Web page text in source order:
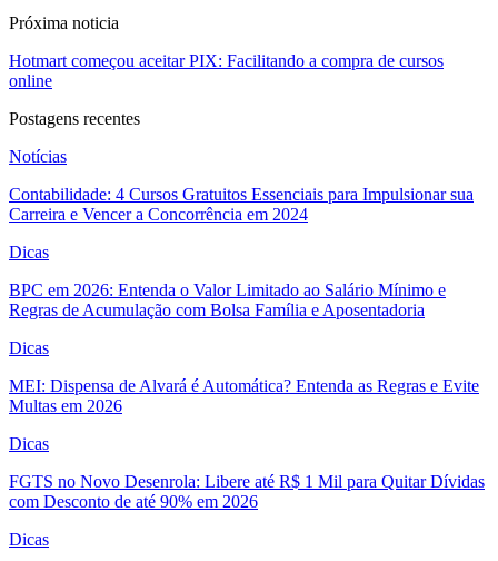
Próxima noticia
Hotmart começou aceitar PIX: Facilitando a compra de cursos
online
Postagens recentes
Notícias
Contabilidade: 4 Cursos Gratuitos Essenciais para Impulsionar sua
Carreira e Vencer a Concorrência em 2024
Dicas
BPC em 2026: Entenda o Valor Limitado ao Salário Mínimo e
Regras de Acumulação com Bolsa Família e Aposentadoria
Dicas
MEI: Dispensa de Alvará é Automática? Entenda as Regras e Evite
Multas em 2026
Dicas
FGTS no Novo Desenrola: Libere até R$ 1 Mil para Quitar Dívidas
com Desconto de até 90% em 2026
Dicas